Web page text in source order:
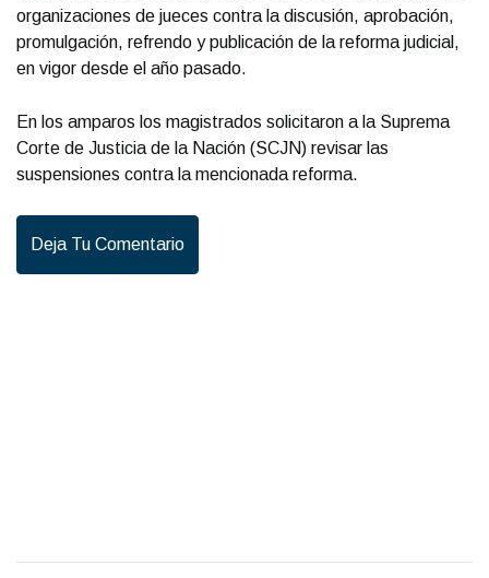
organizaciones de jueces contra la discusión, aprobación,
promulgación, refrendo y publicación de la reforma judicial,
en vigor desde el año pasado.
En los amparos los magistrados solicitaron a la Suprema
Corte de Justicia de la Nación (SCJN) revisar las
suspensiones contra la mencionada reforma.
Deja Tu Comentario